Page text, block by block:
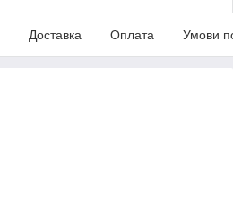
Доставка Оплата Умови